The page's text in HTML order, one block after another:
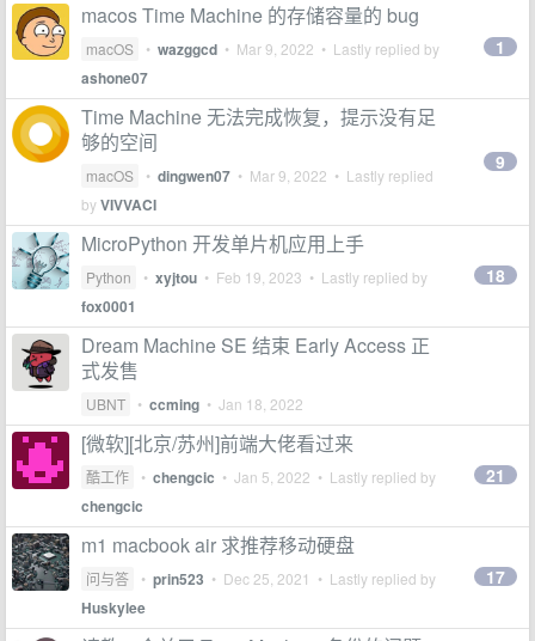
macos Time Machine 的存储容量的 bug
macOS • wazggcd • Mar 9, 2022 • Lastly replied by
ashone07
1
Time Machine 无法完成恢复，提示没有足
够的空间
macOS • dingwen07 • Mar 9, 2022 • Lastly replied
byVIVVACI
9
MicroPython 开发单片机应用上手
Python • xyjtou • Feb 19, 2023 • Lastly replied by
fox0001
18
Dream Machine SE 结束 Early Access 正
式发售
UBNT • ccming • Jan 18, 2022
[微软][北京/苏州]前端大佬看过来
酷工作 • chengcic • Jan 5, 2022 • Lastly replied by
chengcic
21
m1 macbook air 求推荐移动硬盘
问与答 • prin523 • Dec 25, 2021 • Lastly replied by
Huskylee
17